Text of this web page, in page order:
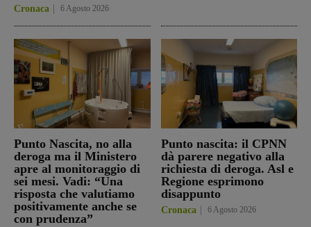
Cronaca 6 Agosto 2026
Punto Nascita, no alla
deroga ma il Ministero
apre al monitoraggio di
sei mesi. Vadi: “Una
risposta che valutiamo
positivamente anche se
con prudenza”
Punto nascita: il CPNN
dà parere negativo alla
richiesta di deroga. Asl e
Regione esprimono
disappunto
Cronaca 6 Agosto 2026